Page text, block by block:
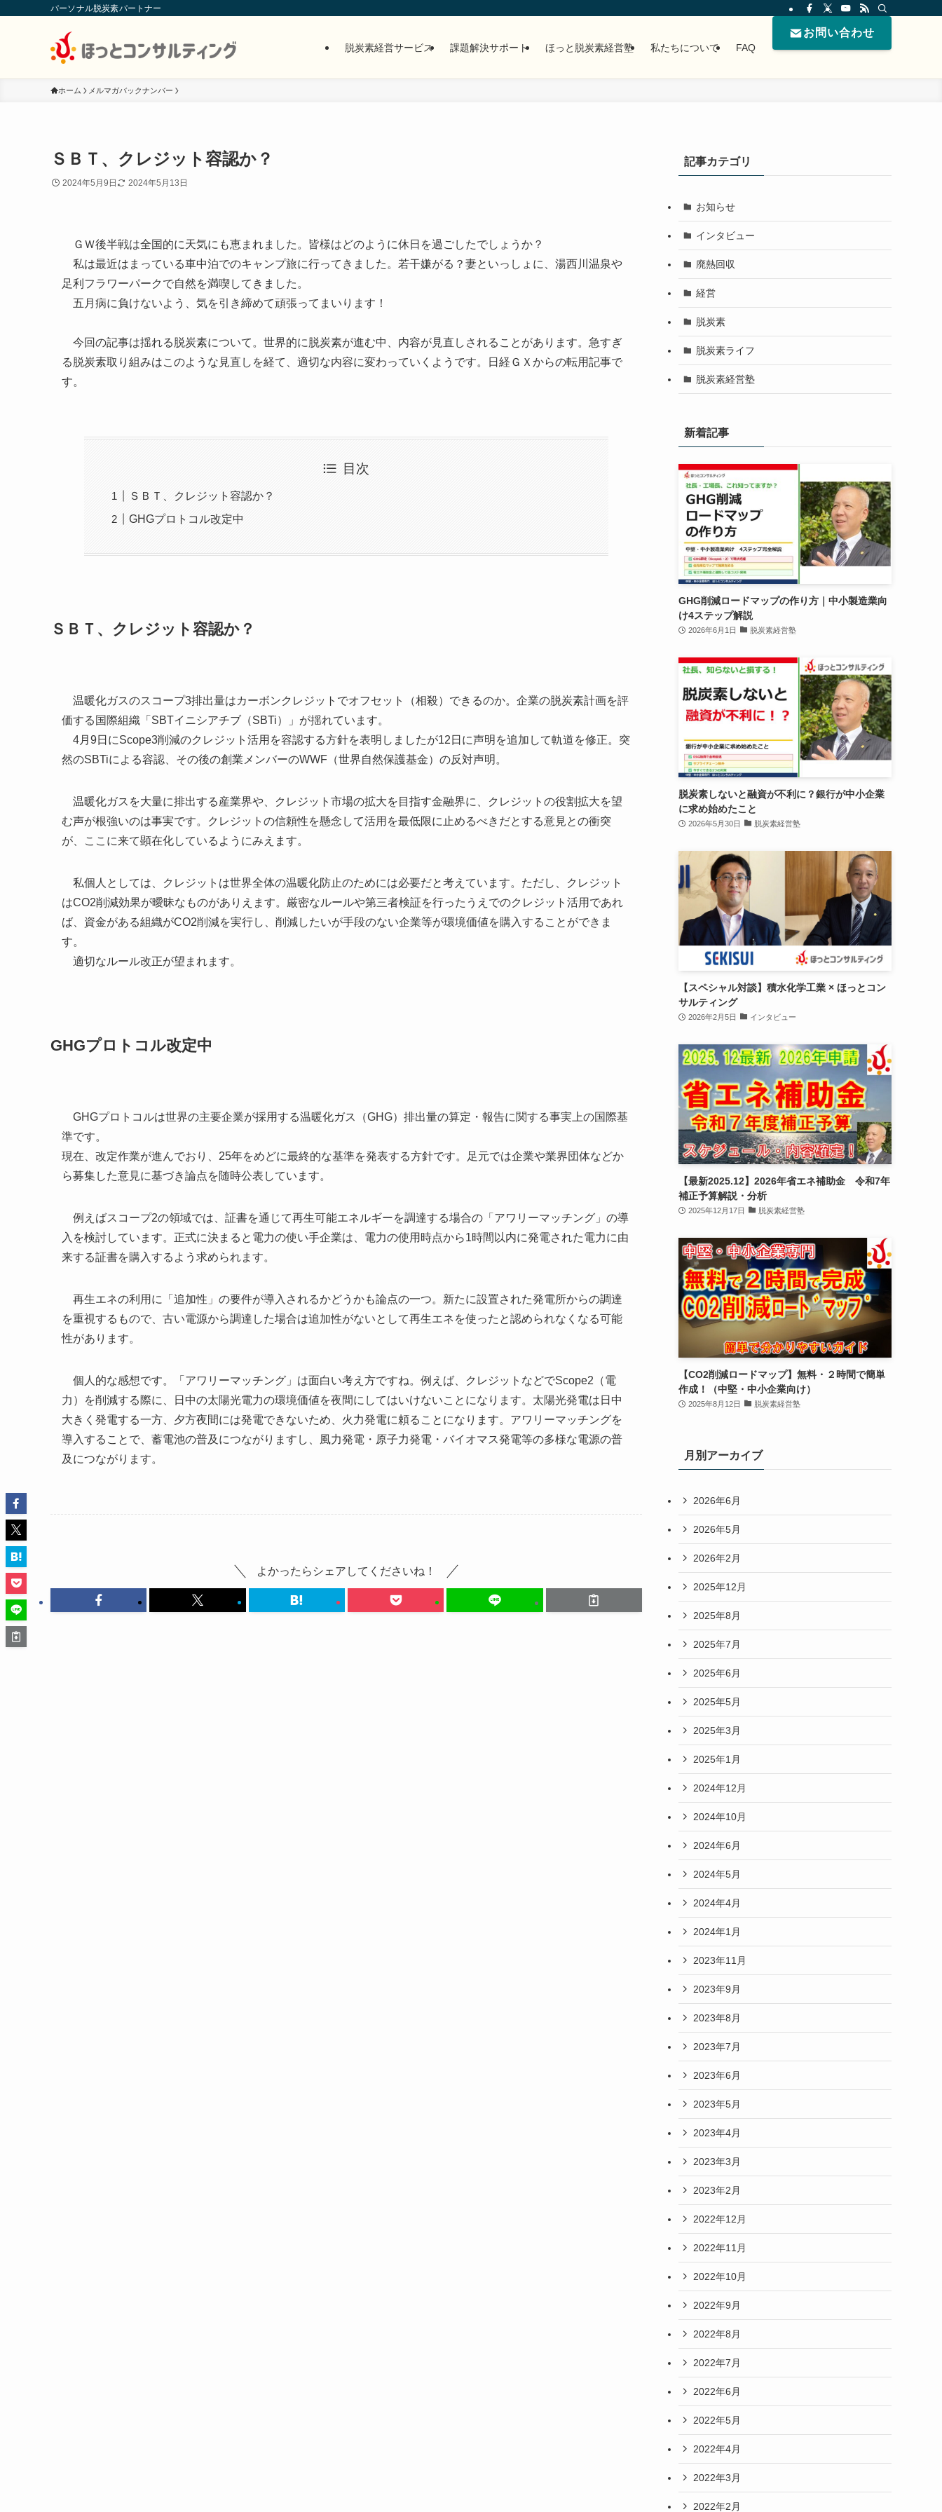
パーソナル脱炭素パートナー
脱炭素経営サービス 課題解決サポート ほっと脱炭素経営塾 私たちについて FAQ
お問い合わせ
ホーム メルマガバックナンバー
ＳＢＴ、クレジット容認か？
2024年5月9日 2024年5月13日
ＧＷ後半戦は全国的に天気にも恵まれました。皆様はどのように休日を過ごしたでしょうか？
私は最近はまっている車中泊でのキャンプ旅に行ってきました。若干嫌がる？妻といっしょに、湯西川温泉や
足利フラワーパークで自然を満喫してきました。
五月病に負けないよう、気を引き締めて頑張ってまいります！
今回の記事は揺れる脱炭素について。世界的に脱炭素が進む中、内容が見直しされることがあります。急すぎ
る脱炭素取り組みはこのような見直しを経て、適切な内容に変わっていくようです。日経ＧＸからの転用記事で
す。
目次
ＳＢＴ、クレジット容認か？
GHGプロトコル改定中
ＳＢＴ、クレジット容認か？
温暖化ガスのスコープ3排出量はカーボンクレジットでオフセット（相殺）できるのか。企業の脱炭素計画を評
価する国際組織「SBTイニシアチブ（SBTi）」が揺れています。
4月9日にScope3削減のクレジット活用を容認する方針を表明しましたが12日に声明を追加して軌道を修正。突
然のSBTiによる容認、その後の創業メンバーのWWF（世界自然保護基金）の反対声明。
温暖化ガスを大量に排出する産業界や、クレジット市場の拡大を目指す金融界に、クレジットの役割拡大を望
む声が根強いのは事実です。クレジットの信頼性を懸念して活用を最低限に止めるべきだとする意見との衝突
が、ここに来て顕在化しているようにみえます。
私個人としては、クレジットは世界全体の温暖化防止のためには必要だと考えています。ただし、クレジット
はCO2削減効果が曖昧なものがありえます。厳密なルールや第三者検証を行ったうえでのクレジット活用であれ
ば、資金がある組織がCO2削減を実行し、削減したいが手段のない企業等が環境価値を購入することができま
す。
適切なルール改正が望まれます。
GHGプロトコル改定中
GHGプロトコルは世界の主要企業が採用する温暖化ガス（GHG）排出量の算定・報告に関する事実上の国際基
準です。
現在、改定作業が進んでおり、25年をめどに最終的な基準を発表する方針です。足元では企業や業界団体などか
ら募集した意見に基づき論点を随時公表しています。
例えばスコープ2の領域では、証書を通じて再生可能エネルギーを調達する場合の「アワリーマッチング」の導
入を検討しています。正式に決まると電力の使い手企業は、電力の使用時点から1時間以内に発電された電力に由
来する証書を購入するよう求められます。
再生エネの利用に「追加性」の要件が導入されるかどうかも論点の一つ。新たに設置された発電所からの調達
を重視するもので、古い電源から調達した場合は追加性がないとして再生エネを使ったと認められなくなる可能
性があります。
個人的な感想です。「アワリーマッチング」は面白い考え方ですね。例えば、クレジットなどでScope2（電
力）を削減する際に、日中の太陽光電力の環境価値を夜間にしてはいけないことになります。太陽光発電は日中
大きく発電する一方、夕方夜間には発電できないため、火力発電に頼ることになります。アワリーマッチングを
導入することで、蓄電池の普及につながりますし、風力発電・原子力発電・バイオマス発電等の多様な電源の普
及につながります。
よかったらシェアしてくださいね！
記事カテゴリ
お知らせ
インタビュー
廃熱回収
経営
脱炭素
脱炭素ライフ
脱炭素経営塾
新着記事
GHG削減ロードマップの作り方｜中小製造業向
け4ステップ解説
2026年6月1日 脱炭素経営塾
脱炭素しないと融資が不利に？銀行が中小企業
に求め始めたこと
2026年5月30日 脱炭素経営塾
【スペシャル対談】積水化学工業 × ほっとコン
サルティング
2026年2月5日 インタビュー
【最新2025.12】2026年省エネ補助金 令和7年
補正予算解説・分析
2025年12月17日 脱炭素経営塾
【CO2削減ロードマップ】無料・２時間で簡単
作成！（中堅・中小企業向け）
2025年8月12日 脱炭素経営塾
月別アーカイブ
2026年6月
2026年5月
2026年2月
2025年12月
2025年8月
2025年7月
2025年6月
2025年5月
2025年3月
2025年1月
2024年12月
2024年10月
2024年6月
2024年5月
2024年4月
2024年1月
2023年11月
2023年9月
2023年8月
2023年7月
2023年6月
2023年5月
2023年4月
2023年3月
2023年2月
2022年12月
2022年11月
2022年10月
2022年9月
2022年8月
2022年7月
2022年6月
2022年5月
2022年4月
2022年3月
2022年2月